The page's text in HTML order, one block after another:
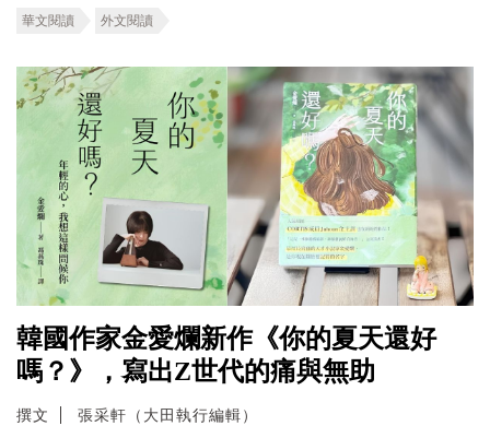
華文閱讀 外文閱讀
韓國作家金愛爛新作《你的夏天還好
嗎？》，寫出Z世代的痛與無助
撰文 張采軒（大田執行編輯）